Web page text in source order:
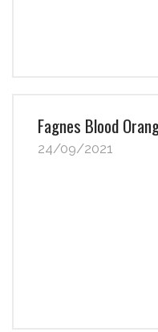
Fagnes Blood
24/09/2021